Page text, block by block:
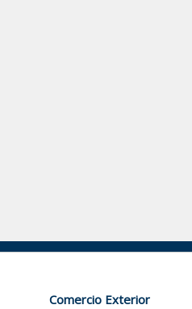
Comercio Exterior